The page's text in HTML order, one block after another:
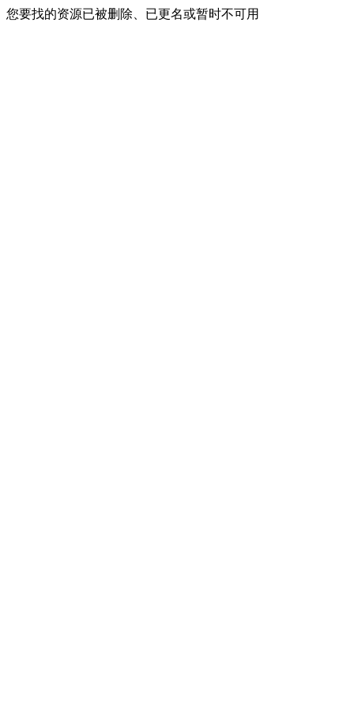
您要找的资源已被删除、已更名或暂时不可用